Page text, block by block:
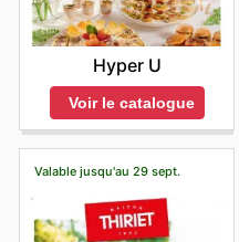
Hyper U
Voir le catalogue
Valable jusqu'au 29 sept.